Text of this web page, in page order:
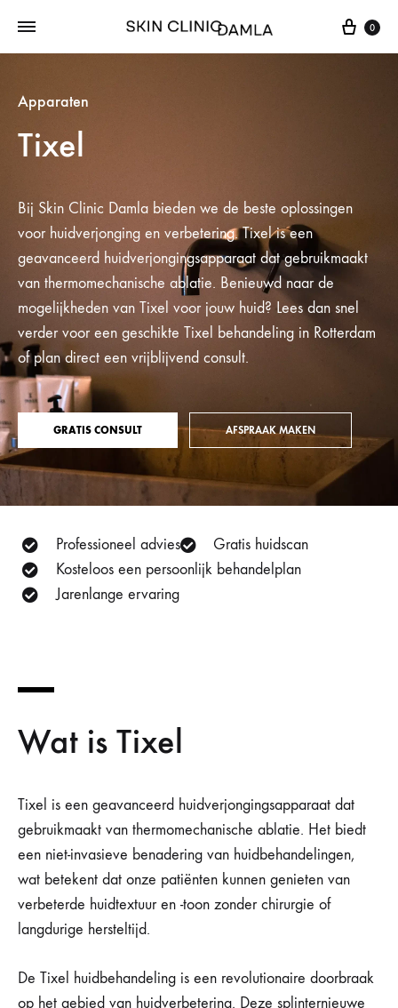
0
Apparaten
Tixel
Bij Skin Clinic Damla bieden we de beste oplossingen
voor huidverjonging en verbetering. Tixel is een
geavanceerd huidverjongingsapparaat dat gebruikmaakt
van thermomechanische ablatie. Benieuwd naar de
mogelijkheden van Tixel voor jouw huid? Lees dan snel
verder voor een geschikte Tixel behandeling in Rotterdam
of plan direct een vrijblijvend consult.
GRATIS CONSULT AFSPRAAK MAKEN
Professioneel advies
Gratis huidscan
Kosteloos een persoonlijk behandelplan
Jarenlange ervaring
Wat is Tixel
Tixel is een geavanceerd huidverjongingsapparaat dat
gebruikmaakt van thermomechanische ablatie. Het biedt
een niet-invasieve benadering van huidbehandelingen,
wat betekent dat onze patiënten kunnen genieten van
verbeterde huidtextuur en -toon zonder chirurgie of
langdurige hersteltijd.
De Tixel huidbehandeling is een revolutionaire doorbraak
op het gebied van huidverbetering. Deze splinternieuwe